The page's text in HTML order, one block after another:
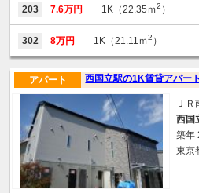
203 7.6万円 1K（22.35ｍ2 ）
302 8万円 1K（21.11ｍ2 ）
西国立駅の1K賃貸アパート
アパート
Ｊ
西国
築年
東京